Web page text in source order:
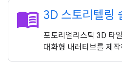
menu_book 3D 스토리텔링
포토리얼리스틱 3D 타
대화형 내러티브를 제작